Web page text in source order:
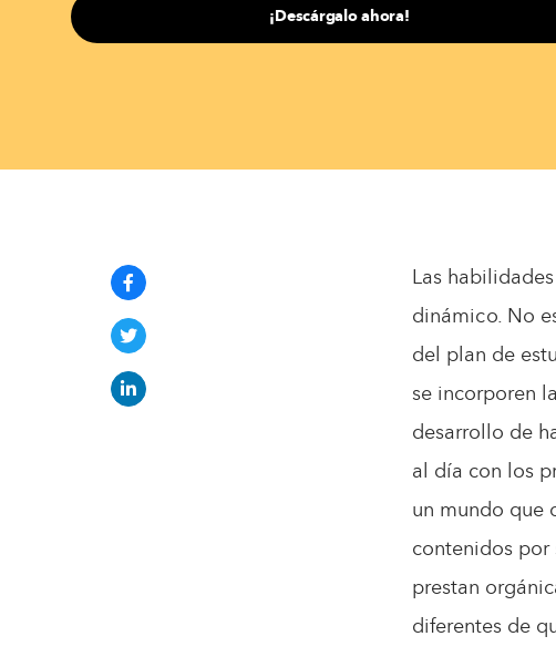
¡Descárgalo ahora!
Las
dinámico. No
del plan de
se incorporen
desarrollo de
al día con los
un mundo que
contenidos por
prestan
diferentes de